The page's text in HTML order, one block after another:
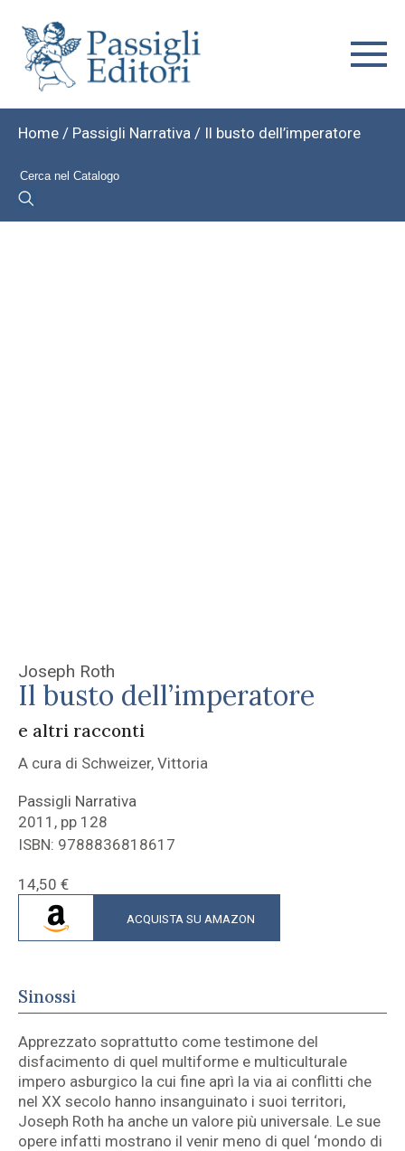
Home / Passigli Narrativa / Il busto dell’imperatore
Joseph Roth
Il busto dell’imperatore
e altri racconti
A cura di Schweizer, Vittoria
Passigli Narrativa
2011, pp 128
ISBN: 9788836818617
14,50 €
ACQUISTA SU AMAZON
Sinossi
Apprezzato soprattutto come testimone del
disfacimento di quel multiforme e multiculturale
impero asburgico la cui fine aprì la via ai conflitti che
nel XX secolo hanno insanguinato i suoi territori,
Joseph Roth ha anche un valore più universale. Le sue
opere infatti mostrano il venir meno di quel ‘mondo di